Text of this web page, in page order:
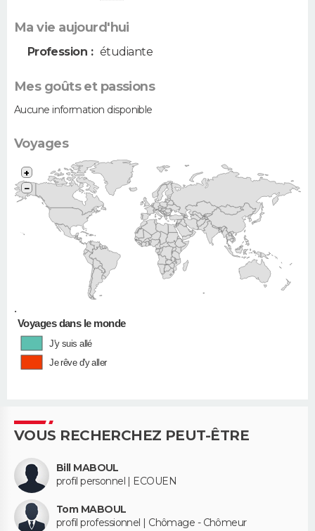
Ma vie aujourd'hui
Profession : étudiante
Mes goûts et passions
Aucune information disponible
Voyages
•
+
−
Voyages dans le monde
J'y suis allé
Je rêve d'y aller
VOUS RECHERCHEZ PEUT-ÊTRE
Bill MABOUL
profil personnel | ECOUEN
Tom MABOUL
profil professionnel | Chômage - Chômeur